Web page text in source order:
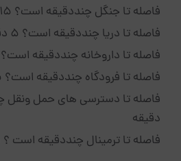
فاصله تا جنگل چنددقیقه است؟ 15 دقیقه
فاصله تا دریا چنددقیقه است؟ 5 دقیقه
فاصله تا داروخانه چنددقیقه است؟ 5 دقیقه
فاصله تا فرودگاه چنددقیقه است؟ 15 دقیقه
دقیقه
فاصله تا ترمینال چنددقیقه است ؟ 15 دقیقه